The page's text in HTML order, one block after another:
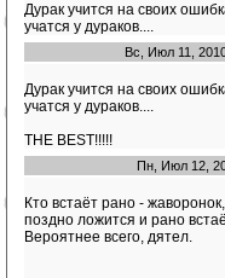
Дурак учится на своих
учатся у дураков....
Вс, Июл 11,
Дурак учится на своих
учатся у дураков....
THE BEST!!!!!
Пн, Июл 12,
Кто встаёт рано -
поздно ложится и рано
Вероятнее всего, дятел.